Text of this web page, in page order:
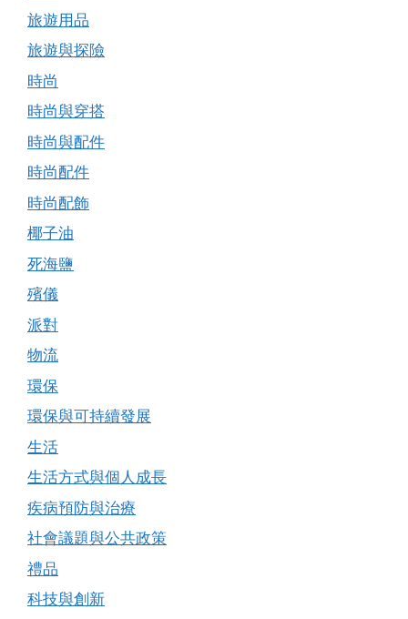
旅遊用品
旅遊與探險
時尚
時尚與穿搭
時尚與配件
時尚配件
時尚配飾
椰子油
死海鹽
殯儀
派對
物流
環保
環保與可持續發展
生活
生活方式與個人成長
疾病預防與治療
社會議題與公共政策
禮品
科技與創新